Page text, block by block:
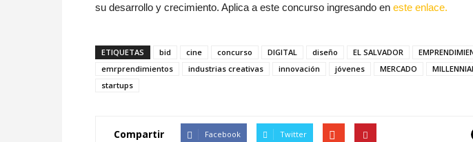
su desarrollo y crecimiento. Aplica a este concurso ingresando en este enlace.
ETIQUETAS bid cine concurso DIGITAL diseño EL SALVADOR
emrprendimientos
industrias creativas innovación jóvenes MERCADO
startups
Compartir Facebook Twitter